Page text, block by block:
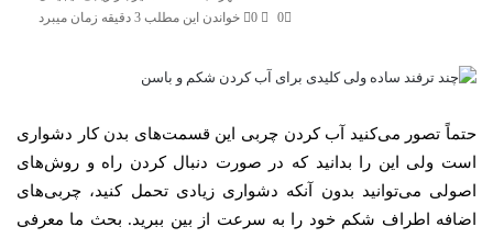
0
خواندن این مطلب 3 دقیقه زمان میبرد
حتماً تصور می‌کنید آب کردن چربی این قسمت‌های بدن کار دشواری
است ولی این را بدانید که در صورت دنبال کردن راه و روش‌های
اصولی می‌توانید بدون آنکه دشواری زیادی تحمل کنید، چربی‌های
اضافه اطراف شکم خود را به سرعت از بین ببرید. بحث ما معرفی